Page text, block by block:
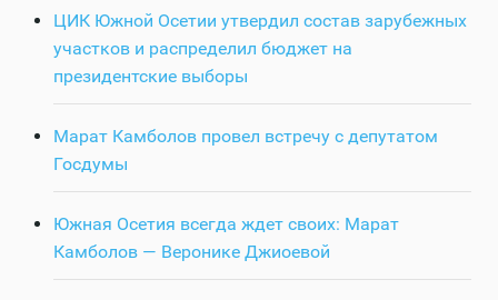
ЦИК Южной Осетии утвердил состав зарубежных
участков и распределил бюджет на
президентские выборы
Марат Камболов провел встречу с депутатом
Госдумы
Южная Осетия всегда ждет своих: Марат
Камболов — Веронике Джиоевой